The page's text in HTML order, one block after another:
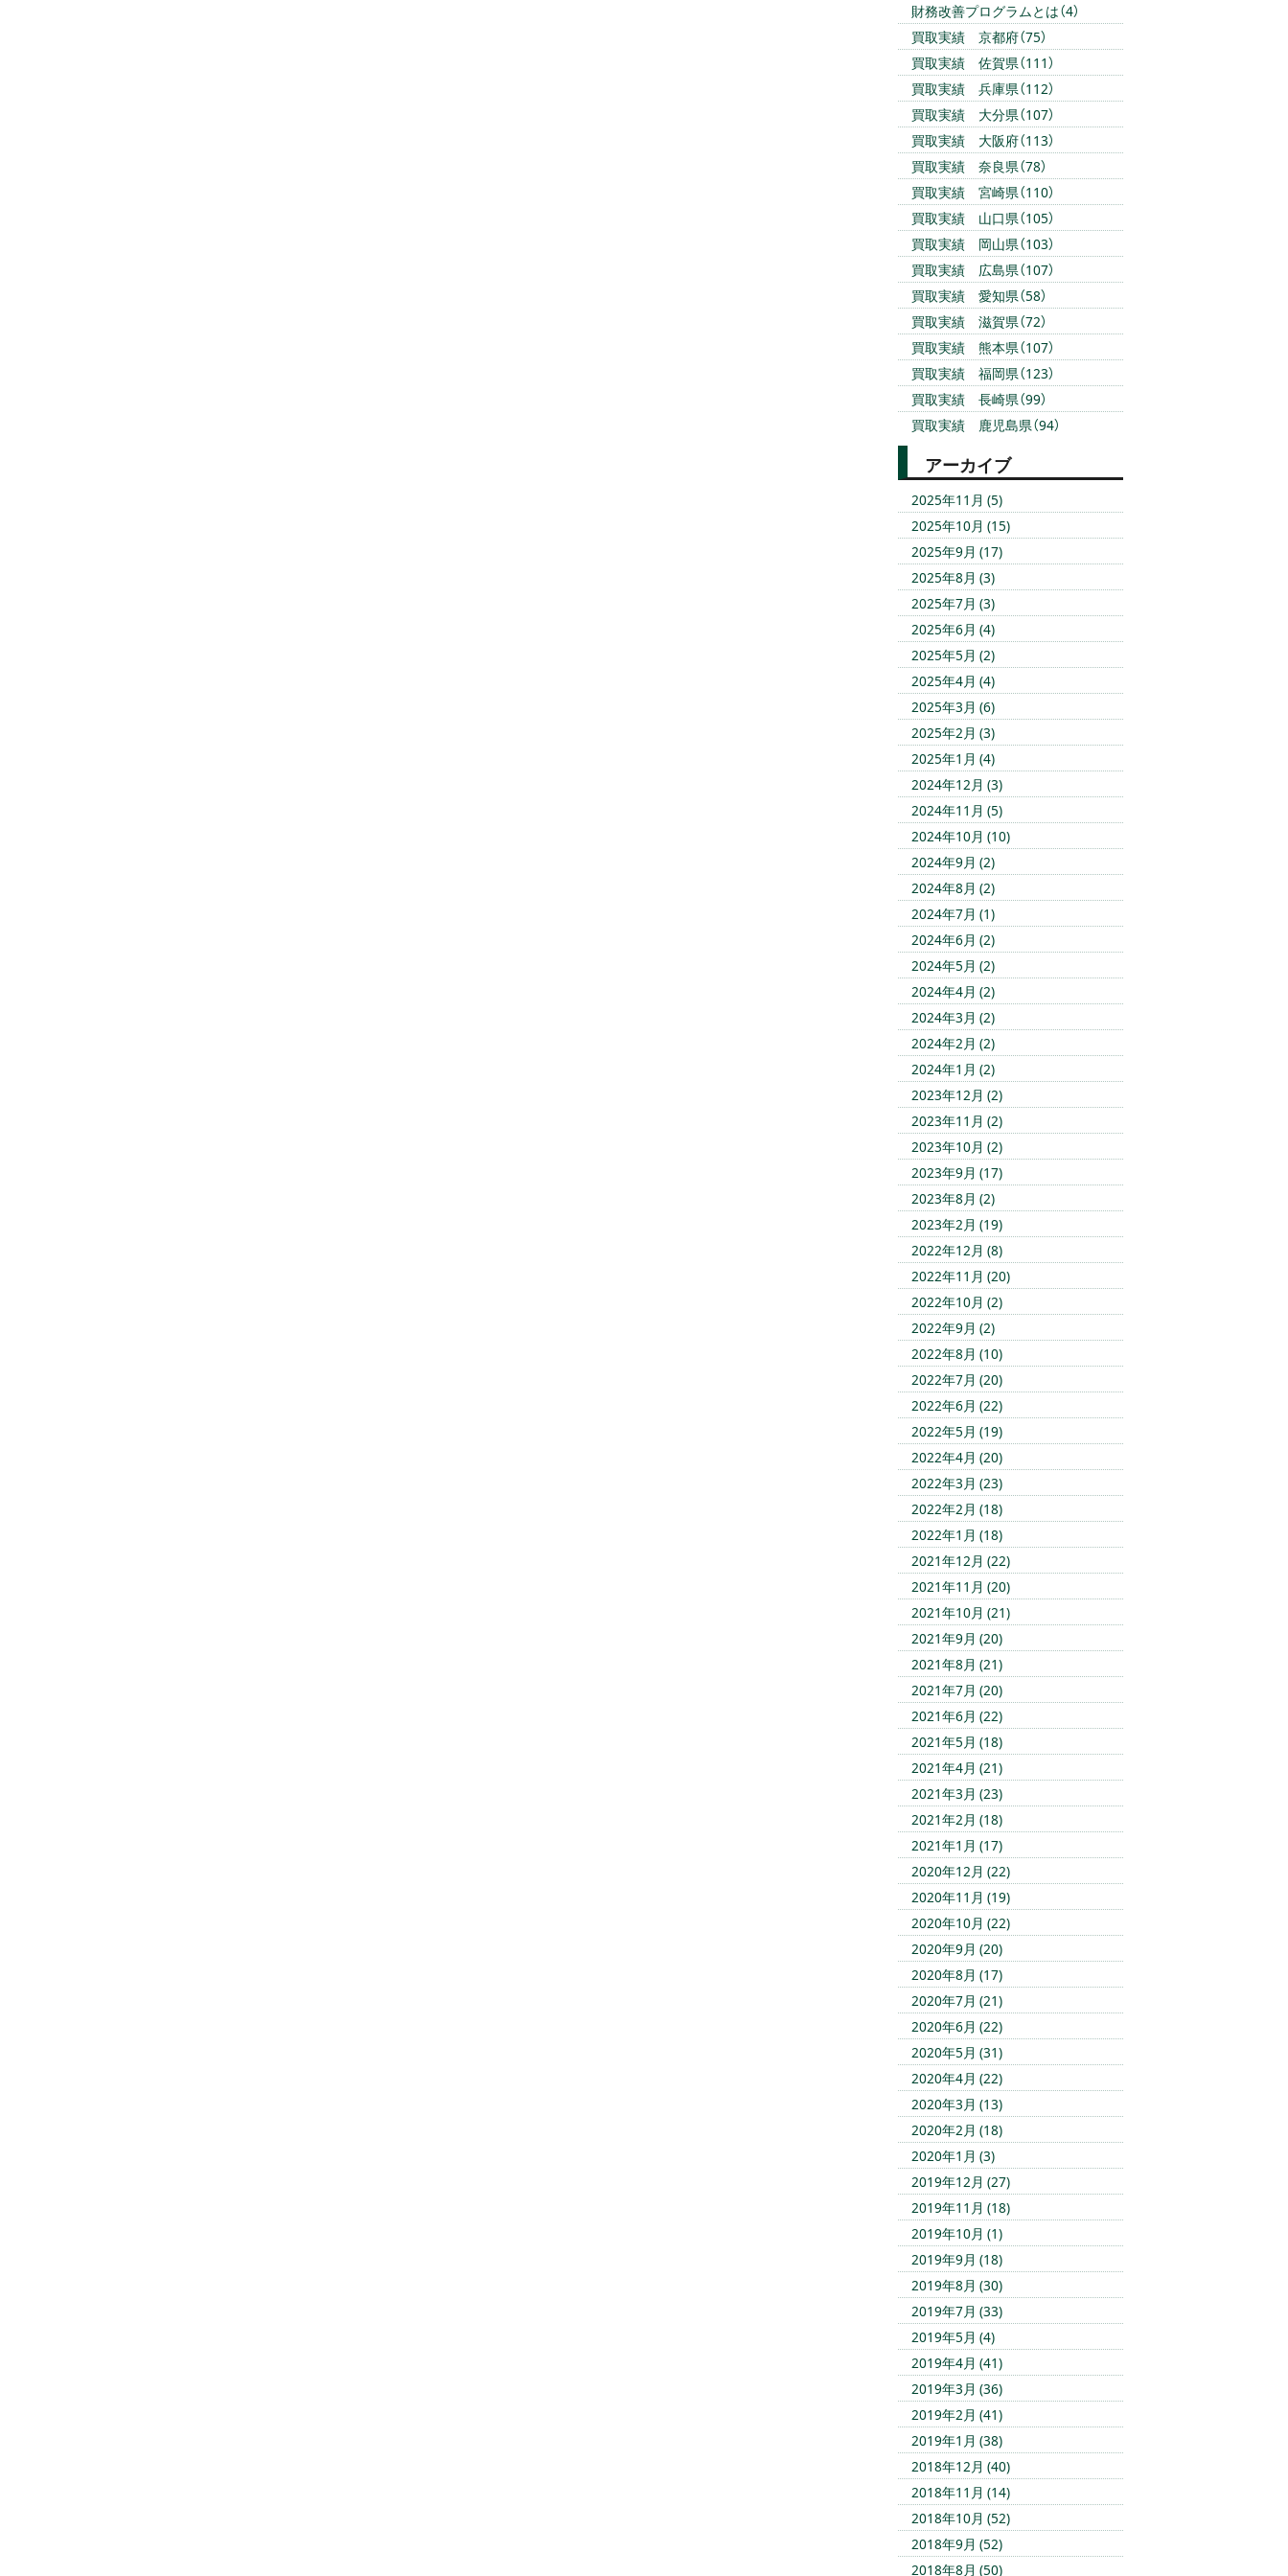
財務改善プログラムとは（4）
買取実績 京都府（75）
買取実績 佐賀県（111）
買取実績 兵庫県（112）
買取実績 大分県（107）
買取実績 大阪府（113）
買取実績 奈良県（78）
買取実績 宮崎県（110）
買取実績 山口県（105）
買取実績 岡山県（103）
買取実績 広島県（107）
買取実績 愛知県（58）
買取実績 滋賀県（72）
買取実績 熊本県（107）
買取実績 福岡県（123）
買取実績 長崎県（99）
買取実績 鹿児島県（94）
アーカイブ
2025年11月 (5)
2025年10月 (15)
2025年9月 (17)
2025年8月 (3)
2025年7月 (3)
2025年6月 (4)
2025年5月 (2)
2025年4月 (4)
2025年3月 (6)
2025年2月 (3)
2025年1月 (4)
2024年12月 (3)
2024年11月 (5)
2024年10月 (10)
2024年9月 (2)
2024年8月 (2)
2024年7月 (1)
2024年6月 (2)
2024年5月 (2)
2024年4月 (2)
2024年3月 (2)
2024年2月 (2)
2024年1月 (2)
2023年12月 (2)
2023年11月 (2)
2023年10月 (2)
2023年9月 (17)
2023年8月 (2)
2023年2月 (19)
2022年12月 (8)
2022年11月 (20)
2022年10月 (2)
2022年9月 (2)
2022年8月 (10)
2022年7月 (20)
2022年6月 (22)
2022年5月 (19)
2022年4月 (20)
2022年3月 (23)
2022年2月 (18)
2022年1月 (18)
2021年12月 (22)
2021年11月 (20)
2021年10月 (21)
2021年9月 (20)
2021年8月 (21)
2021年7月 (20)
2021年6月 (22)
2021年5月 (18)
2021年4月 (21)
2021年3月 (23)
2021年2月 (18)
2021年1月 (17)
2020年12月 (22)
2020年11月 (19)
2020年10月 (22)
2020年9月 (20)
2020年8月 (17)
2020年7月 (21)
2020年6月 (22)
2020年5月 (31)
2020年4月 (22)
2020年3月 (13)
2020年2月 (18)
2020年1月 (3)
2019年12月 (27)
2019年11月 (18)
2019年10月 (1)
2019年9月 (18)
2019年8月 (30)
2019年7月 (33)
2019年5月 (4)
2019年4月 (41)
2019年3月 (36)
2019年2月 (41)
2019年1月 (38)
2018年12月 (40)
2018年11月 (14)
2018年10月 (52)
2018年9月 (52)
2018年8月 (50)